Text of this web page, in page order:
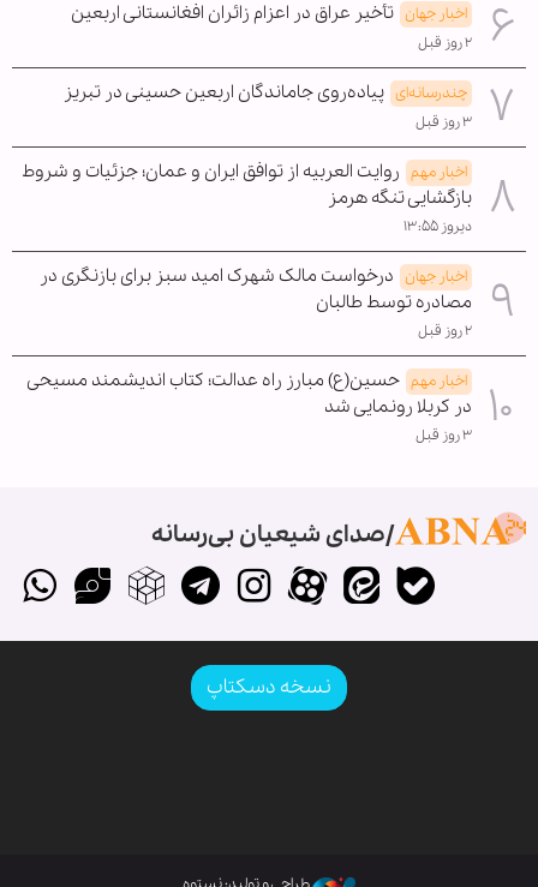
اخبار جهان تأخیر عراق در اعزام زائران افغانستانی اربعین
۲ روز قبل
چندرسانه‌ای پیاده‌روی جاماندگان اربعین حسینی در تبریز
۳ روز قبل
اخبار مهم روایت العربیه از توافق ایران و عمان؛ جزئیات و شروط
بازگشایی تنگه هرمز
دیروز ۱۳:۵۵
اخبار جهان درخواست مالک شهرک امید سبز برای بازنگری در
مصادره توسط طالبان
۲ روز قبل
اخبار مهم حسین(ع) مبارز راه عدالت؛ کتاب اندیشمند مسیحی
در کربلا رونمایی شد
۳ روز قبل
صدای شیعیان بی‌رسانه
نسخه دسکتاپ